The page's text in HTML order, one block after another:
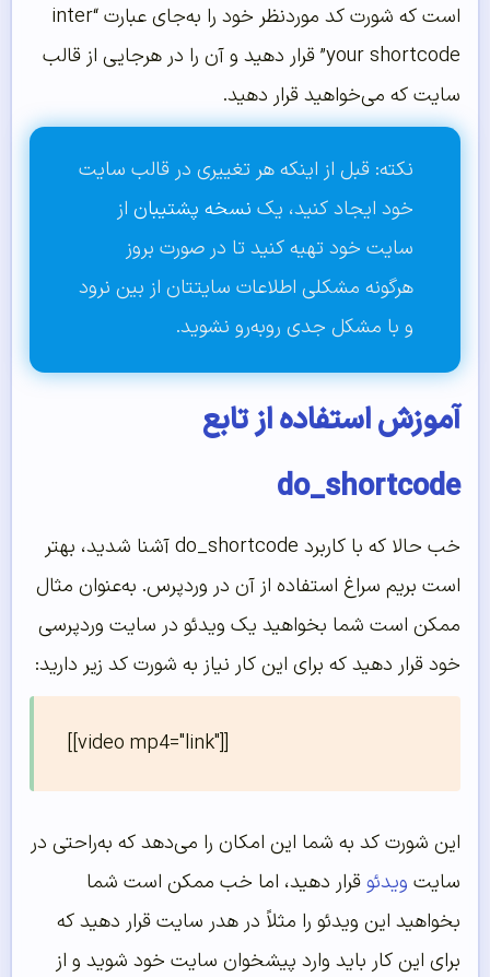
است که شورت کد موردنظر خود را به‌جای عبارت “inter
your shortcode” قرار دهید و آن را در هرجایی از قالب
سایت که می‌خواهید قرار دهید.
نکته: قبل از اینکه هر تغییری در قالب سایت
خود ایجاد کنید، یک نسخه پشتیباناز
سایت خود تهیه کنید تا در صورت بروز
هرگونه مشکلی اطلاعات سایتتان از بین نرود
و با مشکل جدی روبه‌‌رو نشوید.
آموزش استفاده از تابع
do_shortcode
خب حالا که با کاربرد do_shortcode آشنا شدید، بهتر
است بریم سراغ استفاده از آن در وردپرس. به‌عنوان مثال
ممکن است شما بخواهید یک ویدئو در سایت وردپرسی
خود قرار دهید که برای این کار نیاز به شورت کد زیر دارید:
[[video mp4="link"]]
این شورت کد به شما این امکان را می‌دهد که به‌راحتی در
سایت ویدئوقرار دهید، اما خب ممکن است شما
بخواهید این ویدئو را مثلاً در هدر سایت قرار دهید که
برای این کار باید وارد پیشخوان سایت خود شوید و از